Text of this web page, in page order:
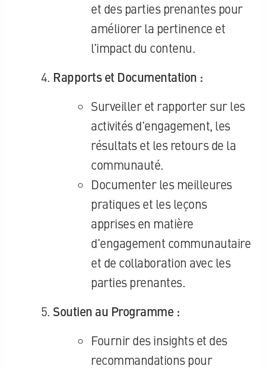
et des parties prenantes pour
améliorer la pertinence et
l’impact du contenu.
Rapports et Documentation :
Surveiller et rapporter sur les
activités d’engagement, les
résultats et les retours de la
communauté.
Documenter les meilleures
pratiques et les leçons
apprises en matière
d’engagement communautaire
et de collaboration avec les
parties prenantes.
Soutien au Programme :
Fournir des insights et des
recommandations pour